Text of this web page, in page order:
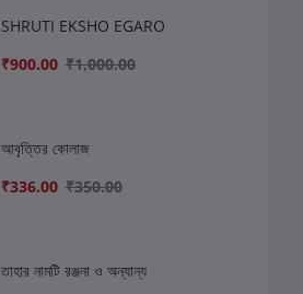
SHRUTI EKSHO EGARO
₹900.00 ₹1,000.00
আবৃত্তির কোলাজ
₹336.00 ₹350.00
তাহার নামটি রঞ্জনা ও অন্যান্য